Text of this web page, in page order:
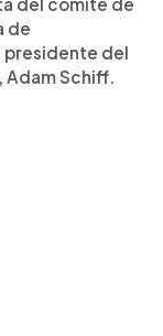
de
presidente del
Adam Schiff.